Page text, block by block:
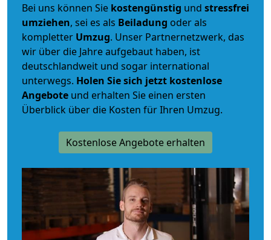
Bei uns können Sie kostengünstig und stressfrei
umziehen, sei es als Beiladung oder als
kompletter Umzug. Unser Partnernetzwerk, das
wir über die Jahre aufgebaut haben, ist
deutschlandweit und sogar international
unterwegs. Holen Sie sich jetzt kostenlose
Angebote und erhalten Sie einen ersten
Überblick über die Kosten für Ihren Umzug.
Kostenlose Angebote erhalten